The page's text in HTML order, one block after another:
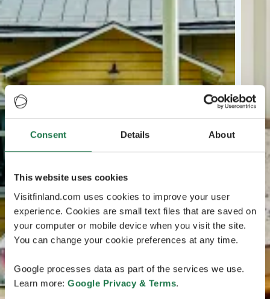
Consent Details About
This website uses cookies
Visitfinland.com uses cookies to improve your user
experience. Cookies are small text files that are saved on
your computer or mobile device when you visit the site.
You can change your cookie preferences at any time.
Google processes data as part of the services we use.
Learn more: Google Privacy & Terms.